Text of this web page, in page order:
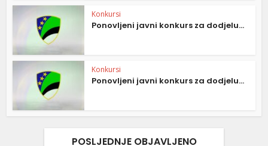
Konkursi
Ponovljeni javni konkurs za dodjelu...
Konkursi
Ponovljeni javni konkurs za dodjelu...
POSLJEDNJE OBJAVLJENO